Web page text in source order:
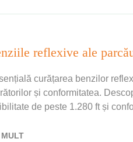
curățarea benzilor
și conformitatea.
de peste 1.280 ft și